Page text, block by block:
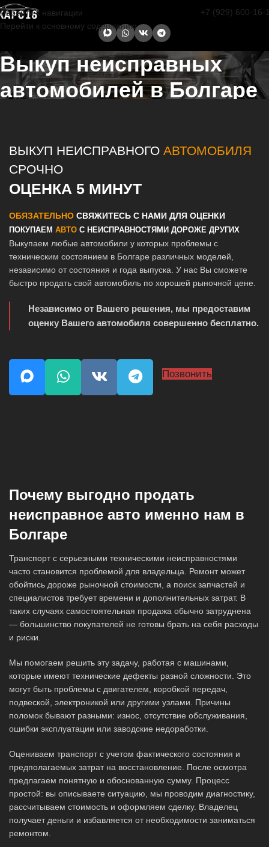
Перейти к навигации
Перейти к основному содержанию
+7 (929) 600-16-
Выкуп неисправных
автомобилей в Болгаре
ВЫКУП НЕИСПРАВНОГО АВТОМОБИЛЯ
СРОЧНО
ОЦЕНКА 5 МИНУТ
ОБЯЗАТЕЛЬНО СВЯЖИТЕСЬ С НАМИ ДЛЯ ОЦЕНКИ
ПОКУПАЕМ АВТО С НЕИСПРАВНОСТЯМИ ДОРОЖЕ ДРУГИХ
Выкупаем любые автомобили у которых проблемы с
техническим состоянием в Болгаре различных моделей,
независимо от состояния и года выпуска. У нас Вы сможете
быстро продать свой автомобиль по хорошей рыночной цене.
Независимо от Вашего решения, мы предоставим
оценку Вашего автомобиля совершенно бесплатно.
Позвонить
Почему выгодно продать
неисправное авто именно нам в
Болгаре
Транспорт с серьезными техническими неисправностями
часто становится проблемой для владельца. Ремонт может
обойтись дороже рыночной стоимости, а поиск запчастей и
специалистов требует времени и дополнительных затрат. В
таких случаях самостоятельная продажа обычно затруднена
— большинство покупателей не готовы брать на себя расходы
и риски.
Мы помогаем решить эту задачу, работая с машинами,
которые имеют технические дефекты разной сложности. Это
могут быть проблемы с двигателем, коробкой передач,
подвеской, электроникой или другими узлами. Причины
поломок бывают разными: износ, отсутствие обслуживания,
ошибки эксплуатации или заводские недоработки.
Оцениваем транспорт с учетом фактического состояния и
предполагаемых затрат на восстановление. После осмотра
предлагаем понятную и обоснованную сумму. Процесс
простой: вы описываете ситуацию, мы проводим диагностику,
рассчитываем стоимость и оформляем сделку. Владелец
получает деньги и избавляется от необходимости заниматься
ремонтом.